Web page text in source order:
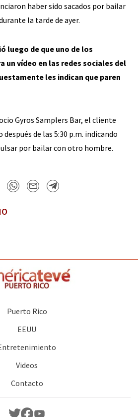
haber sido sacados por bailar
la tarde de ayer.
luego de que uno de los
un vídeo en las redes sociales del
les indican que paren
Gyros Samplers Bar, el cliente
de las 5:30 p.m. indicando
por bailar con otro hombre.
Puerto Rico
EEUU
Videos
Contacto